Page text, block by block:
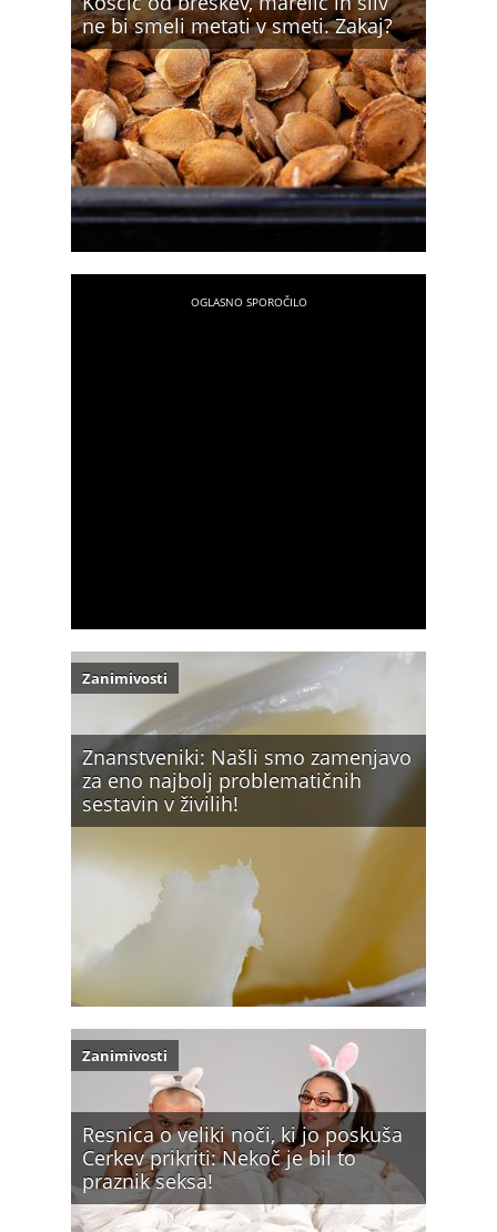
ne bi smeli metati v smeti. Zakaj?
Znanstveniki: Našli smo zamenjavo
za eno najbolj problematičnih
sestavin v živilih!
Zanimivosti
Resnica o veliki noči, ki jo poskuša
Cerkev prikriti: Nekoč je bil to
praznik seksa!
Zanimivosti